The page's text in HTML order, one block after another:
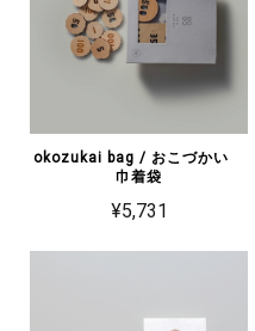
okozukai bag / おこづかい
巾着袋
¥5,731